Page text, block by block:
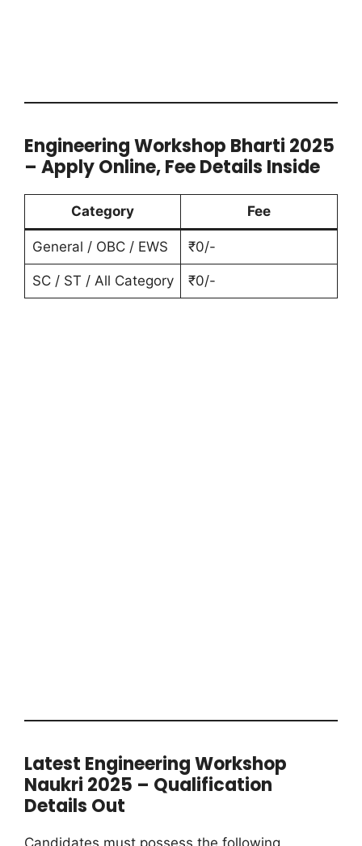
Engineering Workshop Bharti 2025
– Apply Online, Fee Details Inside
Category Fee
General / OBC / EWS ₹0/-
SC / ST / All Category ₹0/-
Latest Engineering Workshop
Naukri 2025 – Qualification
Details Out